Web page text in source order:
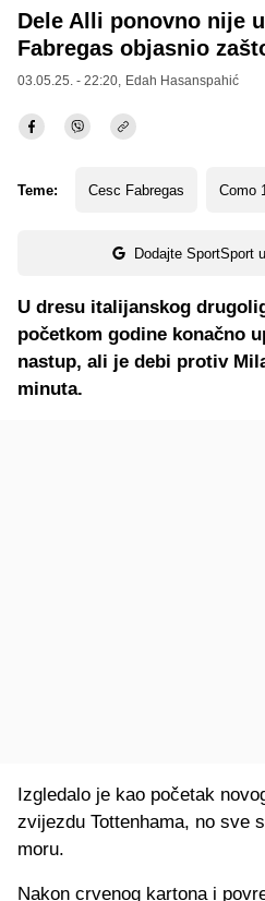
Dele Alli ponovno nije
Fabregas objasnio
03.05.25. - 22:20, Edah Hasanspahić
Teme: Cesc Fabregas Como
Dodajte SportSport
U dresu italijanskog
početkom godine konačno
nastup, ali je debi protiv
minuta.
Izgledalo je kao početak
zvijezdu Tottenhama, no sve
moru.
Nakon crvenog kartona i